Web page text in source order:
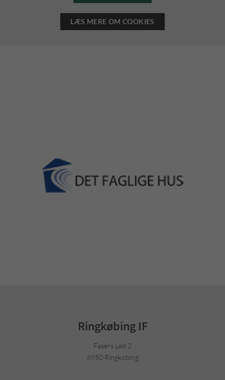
LÆS MERE OM COOKIES
Ringkøbing IF
Fasers Led 2
6950 Ringkøbing